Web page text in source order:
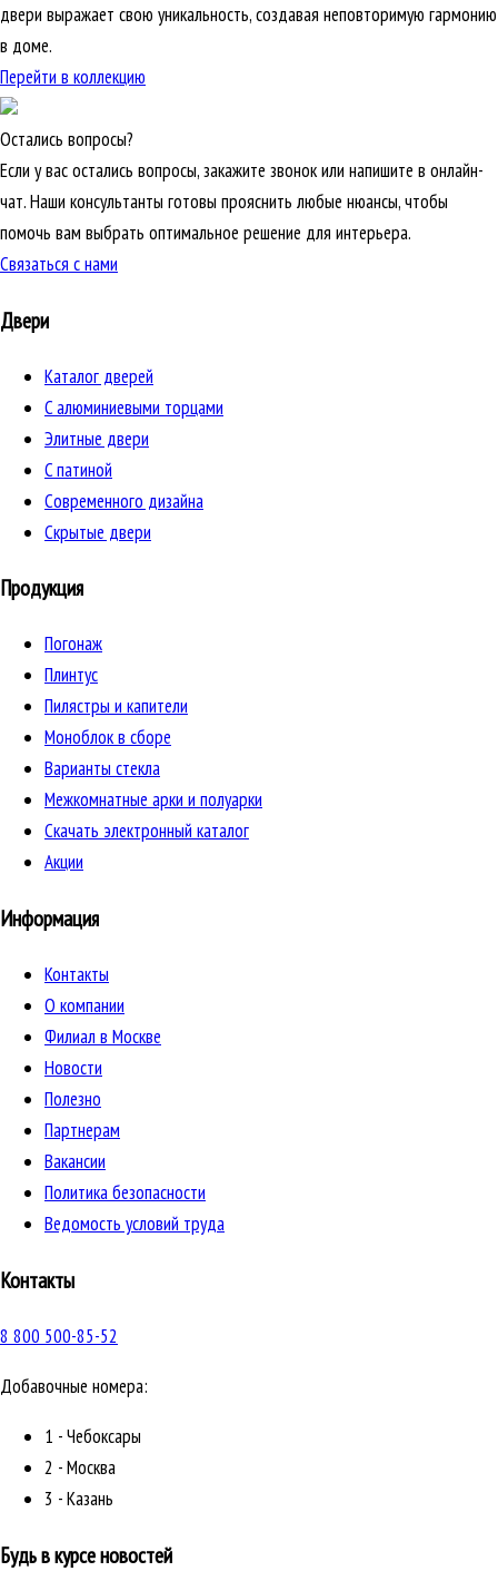
двери выражает свою уникальность, создавая неповторимую гармонию
в доме.
Перейти в коллекцию
Остались вопросы?
Если у вас остались вопросы, закажите звонок или напишите в онлайн-
чат. Наши консультанты готовы прояснить любые нюансы, чтобы
помочь вам выбрать оптимальное решение для интерьера.
Связаться с нами
Двери
Каталог дверей
C алюминиевыми торцами
Элитные двери
C патиной
Cовременного дизайна
Скрытые двери
Продукция
Погонаж
Плинтус
Пилястры и капители
Моноблок в сборе
Варианты стекла
Межкомнатные арки и полуарки
Скачать электронный каталог
Акции
Информация
Контакты
О компании
Филиал в Москве
Новости
Полезно
Партнерам
Вакансии
Политика безопасности
Ведомость условий труда
Контакты
8 800 500-85-52
Добавочные номера:
1 - Чебоксары
2 - Москва
3 - Казань
Будь в курсе новостей